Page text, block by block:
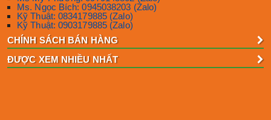
Ms. Ngọc Bích: 0945038203 (Zalo)
Kỹ Thuật: 0834179885 (Zalo)
Kỹ Thuật: 0903179885 (Zalo)
CHÍNH SÁCH BÁN HÀNG
ĐƯỢC XEM NHIỀU NHẤT